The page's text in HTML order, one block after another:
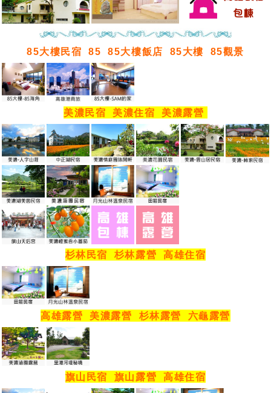
85大樓民宿 85 85大樓飯店 85大樓 85觀景
美濃民宿 美濃住宿 美濃露營
杉林民宿 杉林露營 高雄住宿
高雄露營 美濃露營 杉林露營 六龜露營
旗山民宿 旗山露營 高雄住宿